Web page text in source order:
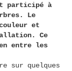
participé à
Le
et
Ce
entre les
sur quelques